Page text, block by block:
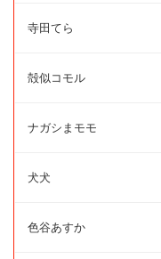
寺田てら
殻似コモル
ナガシまモモ
犬犬
色谷あすか